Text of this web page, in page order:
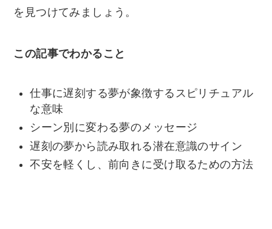
を見つけてみましょう。
この記事でわかること
仕事に遅刻する夢が象徴するスピリチュアル
な意味
シーン別に変わる夢のメッセージ
遅刻の夢から読み取れる潜在意識のサイン
不安を軽くし、前向きに受け取るための方法